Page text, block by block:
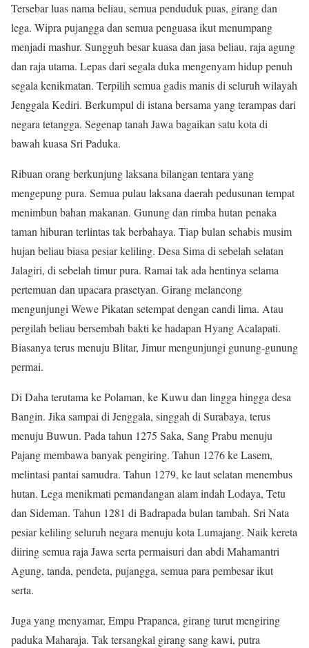
Tersebar luas nama beliau, semua penduduk puas, girang dan
lega. Wipra pujangga dan semua penguasa ikut menumpang
menjadi mashur. Sungguh besar kuasa dan jasa beliau, raja agung
dan raja utama. Lepas dari segala duka mengenyam hidup penuh
segala kenikmatan. Terpilih semua gadis manis di seluruh wilayah
Jenggala Kediri. Berkumpul di istana bersama yang terampas dari
negara tetangga. Segenap tanah Jawa bagaikan satu kota di
bawah kuasa Sri Paduka.
Ribuan orang berkunjung laksana bilangan tentara yang
mengepung pura. Semua pulau laksana daerah pedusunan tempat
menimbun bahan makanan. Gunung dan rimba hutan penaka
taman hiburan terlintas tak berbahaya. Tiap bulan sehabis musim
hujan beliau biasa pesiar keliling. Desa Sima di sebelah selatan
Jalagiri, di sebelah timur pura. Ramai tak ada hentinya selama
pertemuan dan upacara prasetyan. Girang melancong
mengunjungi Wewe Pikatan setempat dengan candi lima. Atau
pergilah beliau bersembah bakti ke hadapan Hyang Acalapati.
Biasanya terus menuju Blitar, Jimur mengunjungi gunung-gunung
permai.
Di Daha terutama ke Polaman, ke Kuwu dan lingga hingga desa
Bangin. Jika sampai di Jenggala, singgah di Surabaya, terus
menuju Buwun. Pada tahun 1275 Saka, Sang Prabu menuju
Pajang membawa banyak pengiring. Tahun 1276 ke Lasem,
melintasi pantai samudra. Tahun 1279, ke laut selatan menembus
hutan. Lega menikmati pemandangan alam indah Lodaya, Tetu
dan Sideman. Tahun 1281 di Badrapada bulan tambah. Sri Nata
pesiar keliling seluruh negara menuju kota Lumajang. Naik kereta
diiring semua raja Jawa serta permaisuri dan abdi Mahamantri
Agung, tanda, pendeta, pujangga, semua para pembesar ikut
serta.
Juga yang menyamar, Empu Prapanca, girang turut mengiring
paduka Maharaja. Tak tersangkal girang sang kawi, putra